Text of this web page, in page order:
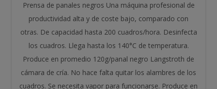
Prensa de panales negros Una máquina profesional de
productividad alta y de coste bajo, comparado con
otras. De capacidad hasta 200 cuadros/hora. Desinfecta
los cuadros. Llega hasta los 140°C de temperatura.
Produce en promedio 120g/panal negro Langstroth de
cámara de cría. No hace falta quitar los alambres de los
cuadros. Se necesita vapor para funcionarse. Produce en